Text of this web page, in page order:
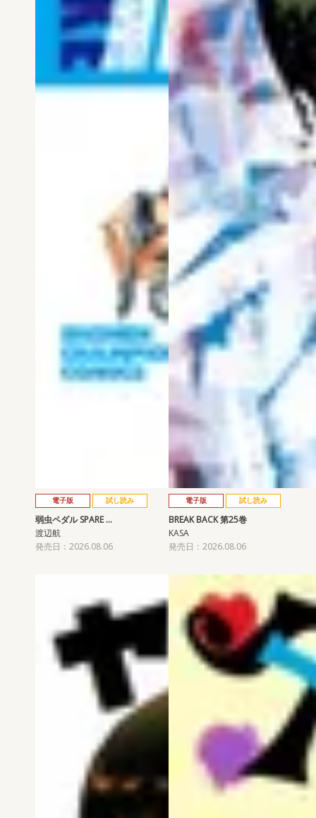
電子版 試し読み
弱虫ペダル SPARE …
渡辺航
発売日：2026.08.06
電子版 試し読み
BREAK BACK 第25巻
KASA
発売日：2026.08.06